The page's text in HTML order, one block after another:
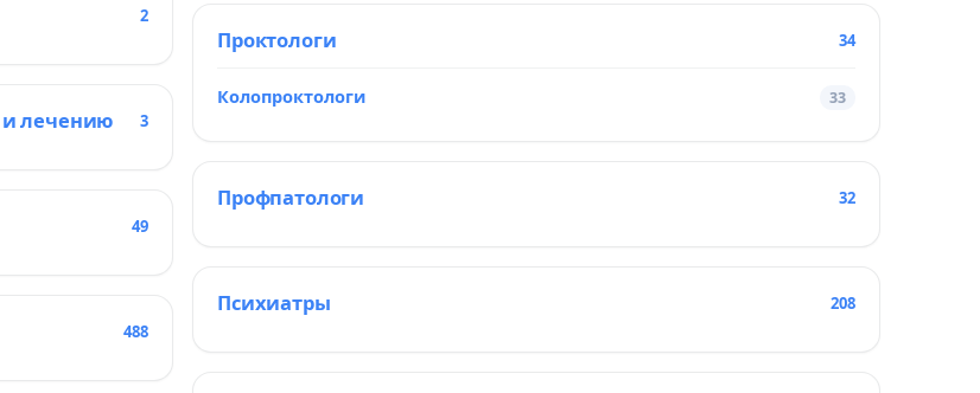
2
и лечению 3
49
488
Проктологи 34
Колопроктологи 33
Профпатологи 32
Психиатры 208